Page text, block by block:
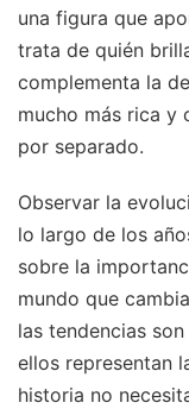
una figura que
trata de quién
complementa la
mucho más rica y
por separado.
Observar la
lo largo de los
sobre la
mundo que
las tendencias
ellos representan
historia no